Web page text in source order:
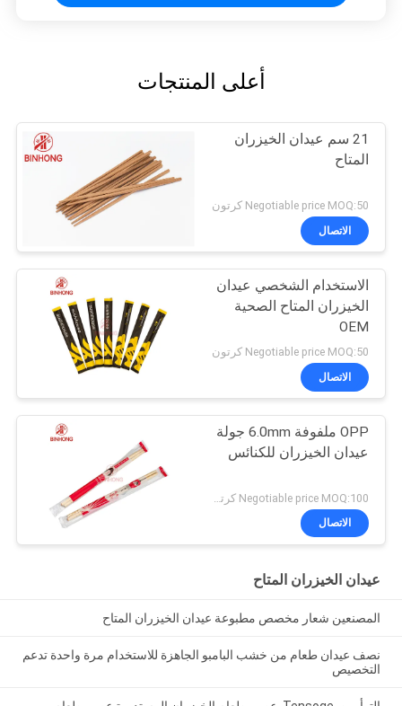
أعلى المنتجات
21 سم عيدان الخيزران
المتاح
Negotiable price MOQ:50 كرتون
الاتصال
الاستخدام الشخصي عيدان
الخيزران المتاح الصحية
OEM
Negotiable price MOQ:50 كرتون
الاتصال
OPP ملفوفة 6.0mm جولة
عيدان الخيزران للكنائس
Negotiable price MOQ:100 كرتون
الاتصال
عيدان الخيزران المتاح
المصنعين شعار مخصص مطبوعة عيدان الخيزران المتاح
نصف عيدان طعام من خشب البامبو الجاهزة للاستخدام مرة واحدة تدعم
التخصيص